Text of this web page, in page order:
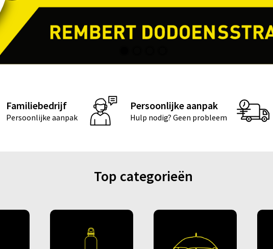
Familiebedrijf
Persoonlijke aanpak
Persoonlijke aanpak
Hulp nodig? Geen probleem
Top categorieën